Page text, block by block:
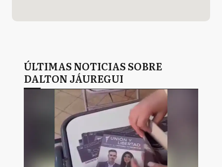
ÚLTIMAS NOTICIAS SOBRE
DALTON JÁUREGUI